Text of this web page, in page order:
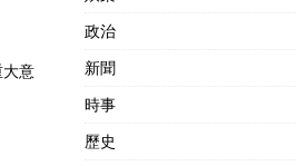
意
政治
新聞
時事
歷史